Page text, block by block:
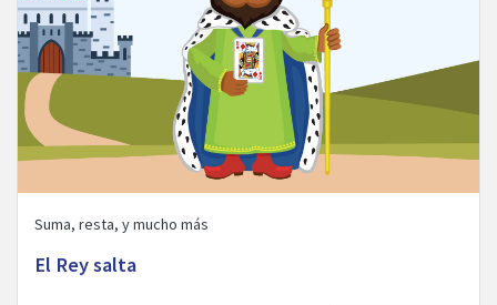
Suma, resta, y mucho más
El Rey salta